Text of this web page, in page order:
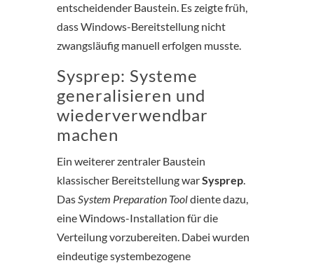
entscheidender Baustein. Es zeigte früh,
dass Windows-Bereitstellung nicht
zwangsläufig manuell erfolgen musste.
Sysprep: Systeme
generalisieren und
wiederverwendbar
machen
Ein weiterer zentraler Baustein
klassischer Bereitstellung warSysprep.
DasSystem Preparation Tooldiente dazu,
eine Windows-Installation für die
Verteilung vorzubereiten. Dabei wurden
eindeutige systembezogene